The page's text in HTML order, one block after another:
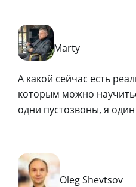
Marty
А какой сейчас есть
которым можно
одни пустозвоны, я
Oleg Shevtsov